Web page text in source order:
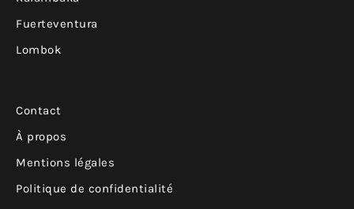
Fuerteventura
Lombok
Contact
À propos
Mentions légales
Politique de confidentialité